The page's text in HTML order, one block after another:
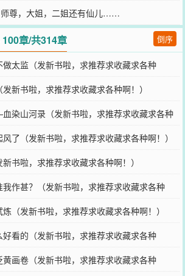
尊，大姐，二姐还有仙儿……
章/共314章 倒序
太监（发新书啦，求推荐求收藏求各种
新书啦，求推荐求收藏求各种啊！）
染山河录（发新书啦，求推荐求收藏求各种
了（发新书啦，求推荐求收藏求各种啊！）
书啦，求推荐求收藏求各种啊！）
作甚？（发新书啦，求推荐求收藏求各种
（发新书啦，求推荐求收藏求各种啊！）
看的（发新书啦，求推荐求收藏求各种
画卷（发新书啦，求推荐求收藏求各种